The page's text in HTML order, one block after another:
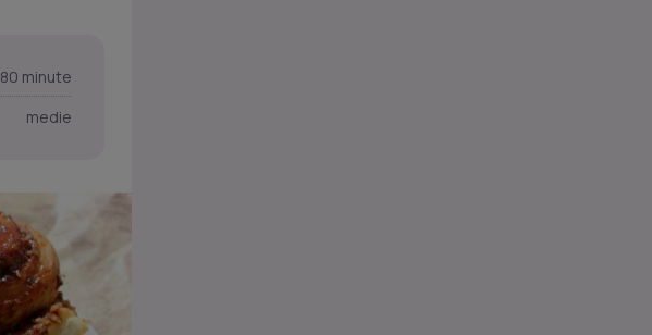
80 minute
medie